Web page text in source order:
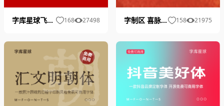
字库星球飞扬体 168 27498 字制区 喜脉喜欢体 158 21975